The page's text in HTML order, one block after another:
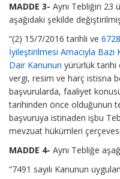
MADDE 3- Aynı Tebliğin 23
aşağıdaki şekilde
“(2) 15/7/2016 tarihli ve
İyileştirilmesi Amacıyla Bazı
Dair Kanunun yürürlük tarihi
vergi, resim ve harç istisna
başvurularda, faaliyet
tarihinden önce olduğunun
başvuruya istinaden işbu
mevzuat hükümleri
MADDE 4- Aynı Tebliğe
“7491 sayılı Kanunun